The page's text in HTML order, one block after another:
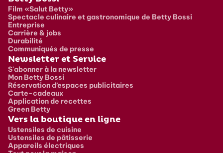
Film «Salut Betty»
Spectacle culinaire et gastronomique de Betty Bossi
Entreprise
Carrière & jobs
Durabilité
Communiqués de presse
Newsletter et Service
S'abonner à la newsletter
Mon Betty Bossi
Réservation d’espaces publicitaires
Carte-cadeaux
Application de recettes
Green Betty
Vers la boutique en ligne
Ustensiles de cuisine
Ustensiles de pâtisserie
Appareils électriques